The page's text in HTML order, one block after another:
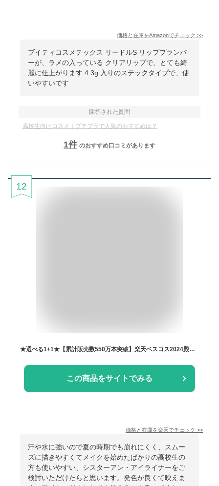
価格と在庫をAmazonでチェック >>
ブイティコスメテックス リードルS リッププランパ
ーが、ラメの入っている クリアリップで、とても綺
麗に仕上がります 4.3g 入りのステックタイプで、使
いやすいです
回答された質問
高校生向けコスメ｜プチプラで人気のおすすめは？
1件 のおすすめ口コミがあります
12
この商品をサイトでみる
価格と在庫を楽天でチェック >>
汗や水に強いので夏の時期でも崩れにくく、スムー
ズに描きやすくてメイクを始めたばかりの高校生の
方も使いやすい、シスターアン・アイライナーをご
検討いただけたらと思います。発色が良くて映えま